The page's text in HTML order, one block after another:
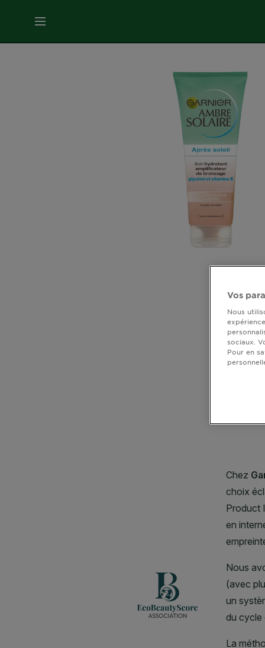
MENU
Vos
Nous
sociaux.
Pour en